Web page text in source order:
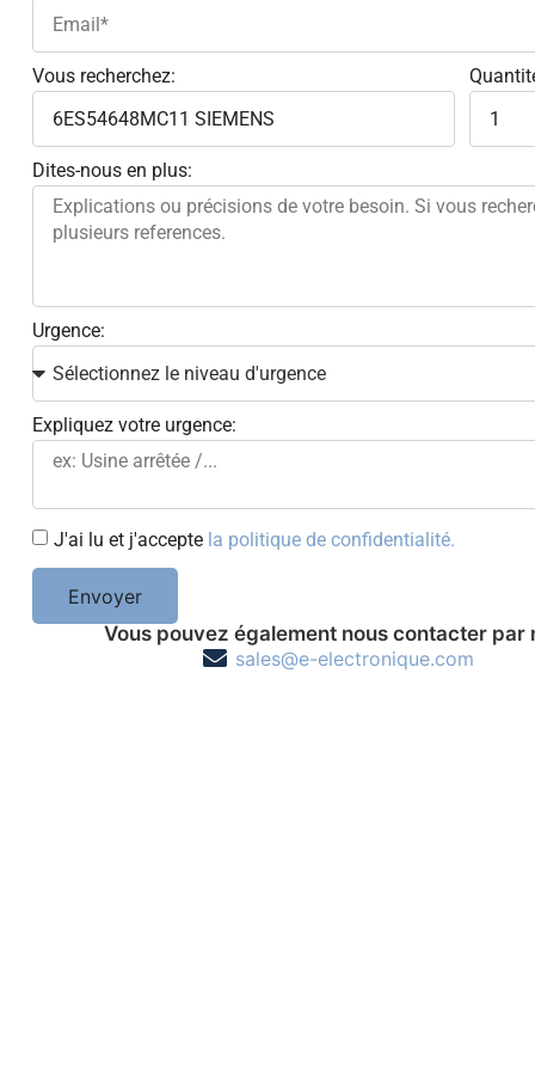
Vous recherchez:
Dites-nous en plus:
Urgence:
Expliquez votre urgence:
J'ai lu et j'accepte la politique de confidentialité.
Envoyer
Vous pouvez également nous contacter par
sales@e-electronique.com